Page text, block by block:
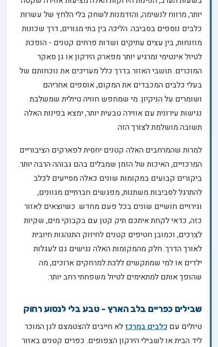
יותר, מרווח לנשימה, והזדמנות לשחק בלי הלחץ של עשרות
כלבים נוספים בסביבה. הליכה בין בתי מגורים, דרך שכונות
מוזנחות, בין עצים עתיקים ושדות פרחים קטנים - הופכת
לטיול אינטימי ומרגיע יותר מפארק הירקון או גן סאקר
המוכרים. תושבי האזור בדרך כלל מעריכים את נוכחותם של
בעלי כלבים המכבדים את המקום, אוספים אחריהם
ושומרים על הניקיון. מי שמחפש חוויה טיולית שמשלבת
נגישות עירונית עם אווירה טבעית יותר, ימצא בפינות האלה
תשובה מושלמת לצורך הזה.
למרות שהמרחבים האלה קטנים יחסית לפארקים הציבוריים
המרכזיים, האיכות של הזמן שמבלים בהם גבוהה הרבה יותר.
ביקורים קבועים במקומות שונים כאלה מסייעים לכלב
להתרגל לסביבות משתנות, מפגשים חברתיים מגוונים,
וגירויים חושיים שונים בכל פעם מחדש. כשיוצאים לאזור
כזה, כדאי לקחת איתכם תיק קטן עם בקבוקי מים, שקיות
לצרכים, וכמובן חטיפים קטנים לחיזוק התנהגות חיובית
לאורך הדרך. חלק מהמקומות האלה נגישים גם לעגלות
ילדים או למי שמתקשים ללכת למרחקים ארוכים, מה
שהופך אותם למתאימים לטיול משפחתי רחב יותר.
שבילים כפריים בלב הארץ - טבע בלי לנסוע רחוק
טיולים עם כלבים במרכזלא חייבים להצטמצם לגן המוכר
ליד הבית או לשבילי הירקון הצפופים. כפרים קטנים באזור